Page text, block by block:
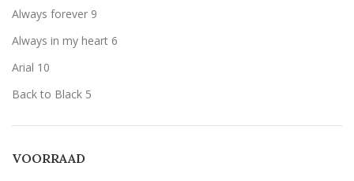
Always forever 9
Always in my heart 6
Arial 10
Back to Black 5
VOORRAAD